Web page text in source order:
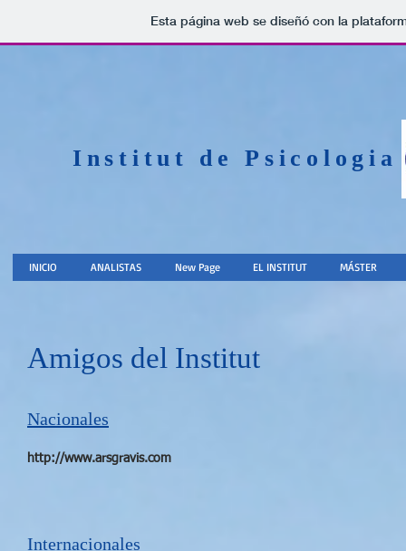
Esta página web se diseñó con la
Institut de Psicologia
INICIO ANALISTAS New Page EL INSTITUT MÁSTER
Amigos del Institut
Nacionales
http://www.arsgravis.com
Internacionales